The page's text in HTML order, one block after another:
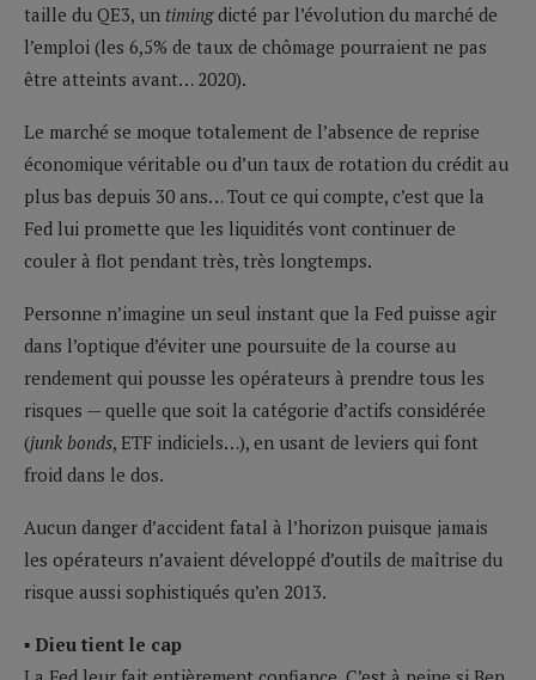
taille du QE3, un timingdicté par l’évolution du marché de
l’emploi (les 6,5% de taux de chômage pourraient ne pas
être atteints avant… 2020).
Le marché se moque totalement de l’absence de reprise
économique véritable ou d’un taux de rotation du crédit au
plus bas depuis 30 ans… Tout ce qui compte, c’est que la
Fed lui promette que les liquidités vont continuer de
couler à flot pendant très, très longtemps.
Personne n’imagine un seul instant que la Fed puisse agir
dans l’optique d’éviter une poursuite de la course au
rendement qui pousse les opérateurs à prendre tous les
risques — quelle que soit la catégorie d’actifs considérée
(junk bonds, ETF indiciels…), en usant de leviers qui font
froid dans le dos.
Aucun danger d’accident fatal à l’horizon puisque jamais
les opérateurs n’avaient développé d’outils de maîtrise du
risque aussi sophistiqués qu’en 2013.
▪ Dieu tient le cap